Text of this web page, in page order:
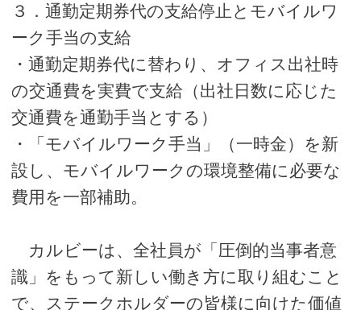
３．通勤定期券代の支給停止とモバイルワ
ーク手当の支給
・通勤定期券代に替わり、オフィス出社時
の交通費を実費で支給（出社日数に応じた
交通費を通勤手当とする）
・「モバイルワーク手当」（一時金）を新
設し、モバイルワークの環境整備に必要な
費用を一部補助。
カルビーは、全社員が「圧倒的当事者意
識」をもって新しい働き方に取り組むこと
で、ステークホルダーの皆様に向けた価値